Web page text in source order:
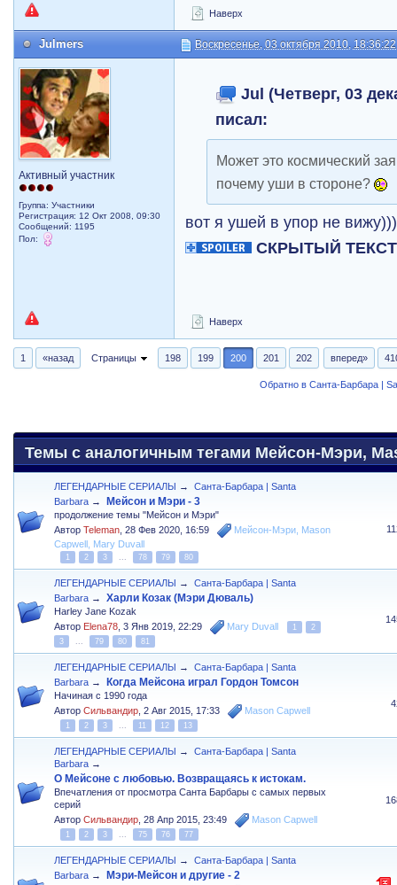
Наверх
Julmers Воскресенье, 03 октября 2010, 18:36:22
Активный участник
Группа: Участники
Регистрация: 12 Окт 2008, 09:30
Сообщений: 1195
Пол:
Jul (Четверг, 03
писал:
Может это космический
почему уши в стороне?
вот я ушей в упор не вижу)))
СКРЫТЫЙ ТЕКСТ
Наверх
1 «назад Страницы 198 199 200 201 202 вперед»
Обратно в Санта-Барбара |
Темы с аналогичным тегами Мейсон-Мэри,
ЛЕГЕНДАРНЫЕ СЕРИАЛЫ →
Санта-Барбара | Santa
Barbara → Мейсон и Мэри - 3
продолжение темы "Мейсон и Мэри"
АвторTeleman ,28 Фев 2020, 16:59 Мейсон-Мэри Mason
Capwell Mary Duvall
1 2 3 ... 78 79 80
ЛЕГЕНДАРНЫЕ СЕРИАЛЫ →
Санта-Барбара | Santa
Barbara → Харли Козак (Мэри Дюваль)
Harley Jane Kozak
Автор Elena78 ,3 Янв 2019, 22:29 Mary Duvall 1
2
3
... 79 80 81
ЛЕГЕНДАРНЫЕ СЕРИАЛЫ →
Санта-Барбара | Santa
Barbara → Когда Мейсона играл Гордон Томсон
Начиная с 1990 года
АвторСильвандир ,2 Авг 2015, 17:33 Mason Capwell
1 2 3 ... 11 12 13
ЛЕГЕНДАРНЫЕ СЕРИАЛЫ →
Санта-Барбара | Santa
Barbara →
О Мейсоне с любовью. Возвращаясь к истокам.
Впечатления от просмотра Санта Барбары с самых первых
серий
АвторСильвандир ,28 Апр 2015, 23:49 Mason Capwell
1 2 3 ... 75 76 77
ЛЕГЕНДАРНЫЕ СЕРИАЛЫ →
Санта-Барбара | Santa
Barbara → Мэри-Мейсон и другие - 2